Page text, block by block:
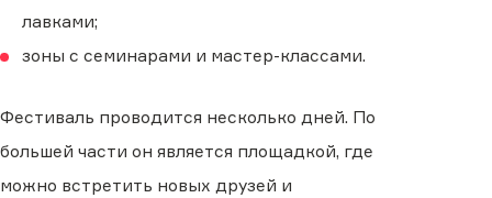
лавками;
зоны с семинарами и мастер-классами.
Фестиваль проводится несколько дней. По
большей части он является площадкой, где
можно встретить новых друзей и